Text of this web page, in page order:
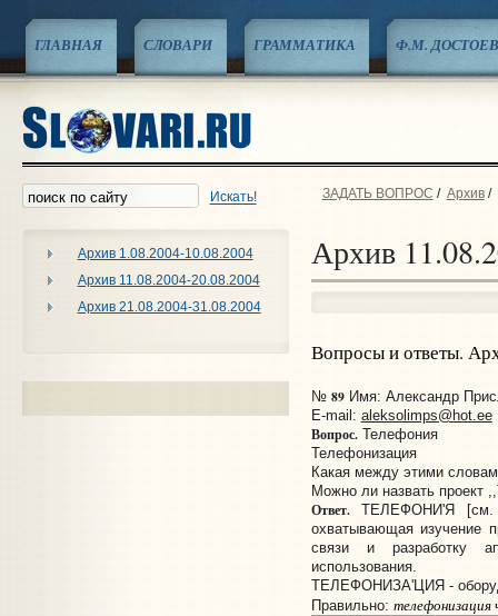
ГЛАВНАЯ СЛОВАРИ ГРАММАТИКА Ф.М.
Искать!
Архив 1.08.2004-10.08.2004
Архив 11.08.2004-20.08.2004
Архив 21.08.2004-31.08.2004
ЗАДАТЬ ВОПРОС / Архив/
Архив
Вопросы и ответы.
№ 89Имя: Александр
E-mail: aleksolimps@hot.ee
Вопрос.Телефония
Телефонизация
Какая между этими
Можно ли назвать проект
Ответ.ТЕЛЕФОНИ'Я [см.
охватывающая изучение
связи и разработку
использования.
ТЕЛЕФОНИЗА'ЦИЯ -
Правильно: телефонизация